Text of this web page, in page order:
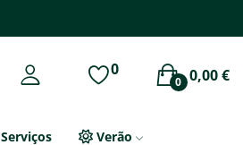
0 0,00 €
0
Serviços Verão